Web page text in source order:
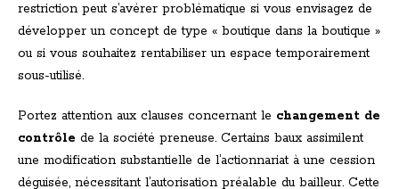
restriction peut s’avérer problématique si vous envisagez de
développer un concept de type « boutique dans la boutique »
ou si vous souhaitez rentabiliser un espace temporairement
sous-utilisé.
Portez attention aux clauses concernant le changement de
contrôle de la société preneuse. Certains baux assimilent
une modification substantielle de l’actionnariat à une cession
déguisée, nécessitant l’autorisation préalable du bailleur. Cette